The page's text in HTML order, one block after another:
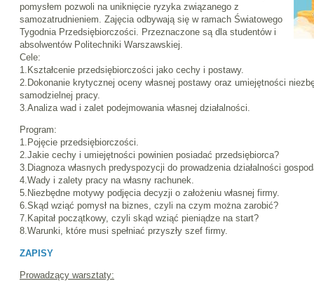
pomysłem pozwoli na uniknięcie ryzyka związanego z
samozatrudnieniem. Zajęcia odbywają się w ramach Światowego
Tygodnia Przedsiębiorczości. Przeznaczone są dla studentów i
absolwentów Politechniki Warszawskiej.
Cele:
1.Kształcenie przedsiębiorczości jako cechy i postawy.
2.Dokonanie krytycznej oceny własnej postawy oraz umiejętności
samodzielnej pracy.
3.Analiza wad i zalet podejmowania własnej działalności.
Program:
1.Pojęcie przedsiębiorczości.
2.Jakie cechy i umiejętności powinien posiadać przedsiębiorca?
3.Diagnoza własnych predyspozycji do prowadzenia działalności
4.Wady i zalety pracy na własny rachunek.
5.Niezbędne motywy podjęcia decyzji o założeniu własnej firmy.
6.Skąd wziąć pomysł na biznes, czyli na czym można zarobić?
7.Kapitał początkowy, czyli skąd wziąć pieniądze na start?
8.Warunki, które musi spełniać przyszły szef firmy.
ZAPISY
Prowadzący warsztaty: